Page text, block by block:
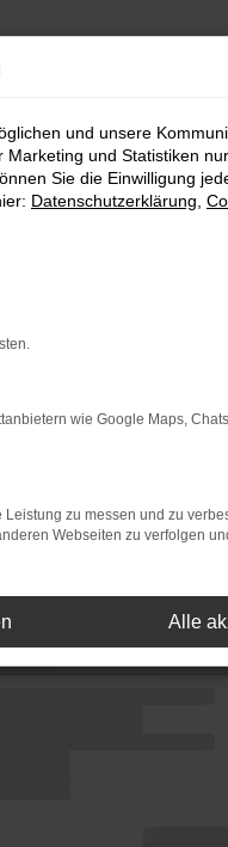
und unsere
und Statistiken
Sie die Einwilligung
Datenschutzerklärung
wie Google Maps,
zu messen und zu
Webseiten zu verfolgen
Alle